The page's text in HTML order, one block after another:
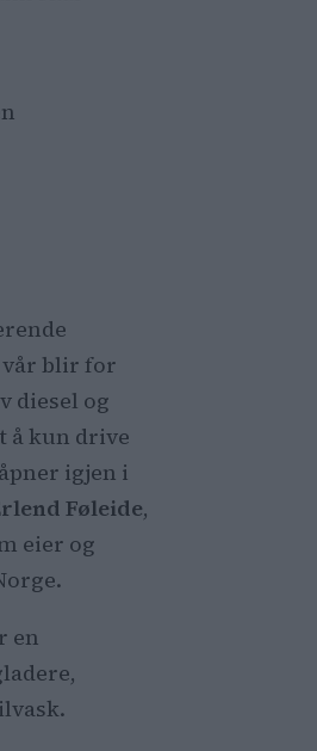
blir for
diesel og
å kun drive
igjen i
Føleide,
eier og
en